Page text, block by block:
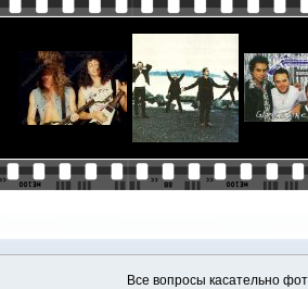
Все вопросы касательно